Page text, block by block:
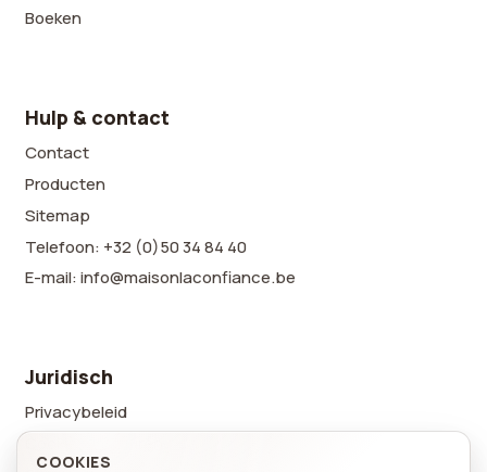
Boeken
Hulp & contact
Contact
Producten
Sitemap
Telefoon: +32 (0)50 34 84 40
E-mail: info@maisonlaconfiance.be
Juridisch
Privacybeleid
COOKIES